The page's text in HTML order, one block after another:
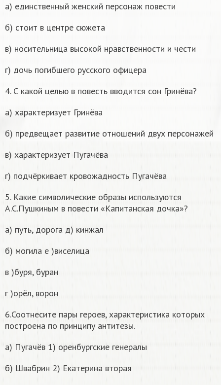
а) единственный женский персонаж повести
б) стоит в центре сюжета
в) носительница высокой нравственности и чести
г) дочь погибшего русского офицера
4. С какой целью в повесть вводится сон Гринёва?
а) характеризует Гринёва
б) предвещает развитие отношений двух персонажей
в) характеризует Пугачёва
г) подчёркивает кровожадность Пугачёва
5. Какие символические образы используются
А.С.Пушкиным в повести «Капитанская дочка»?
а) путь, дорога д) кинжал
б) могила е )виселица
в )буря, буран
г )орёл, ворон
6.Соотнесите пары героев, характеристика которых
построена по принципу антитезы.
а) Пугачёв 1) оренбургские генералы
б) Швабрин 2) Екатерина вторая